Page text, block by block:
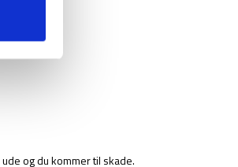
og du kommer til skade.